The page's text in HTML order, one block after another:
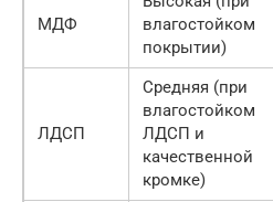
МДФ
влагостойком
покрытии)
ЛДСП
Средняя (при
влагостойком
ЛДСП и
качественной
кромке)